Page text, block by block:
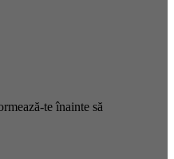
te înainte să